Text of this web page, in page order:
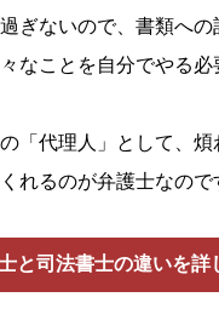
ぎないので、書類への
なことを自分でやる必
「代理人」として、煩
れるのが弁護士なので
と司法書士の違いを詳